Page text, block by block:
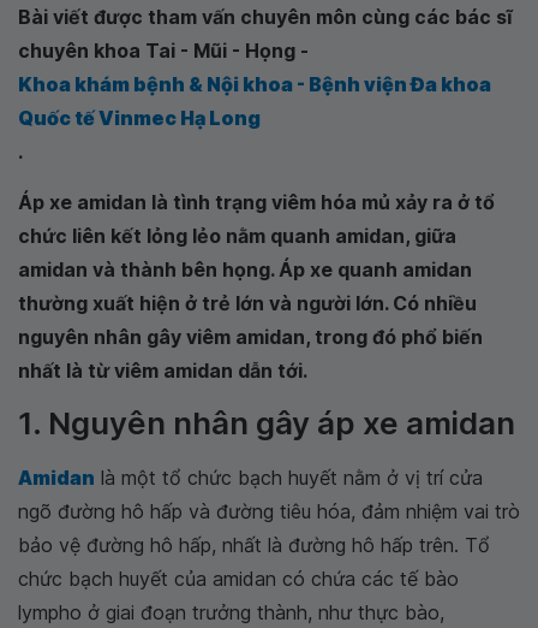
Bài viết được tham vấn chuyên môn cùng các bác sĩ
chuyên khoa Tai - Mũi - Họng -
Khoa khám bệnh & Nội khoa - Bệnh viện Đa khoa
Quốc tế Vinmec Hạ Long
.
Áp xe amidan là tình trạng viêm hóa mủ xảy ra ở tổ
chức liên kết lỏng lẻo nằm quanh amidan, giữa
amidan và thành bên họng. Áp xe quanh amidan
thường xuất hiện ở trẻ lớn và người lớn. Có nhiều
nguyên nhân gây viêm amidan, trong đó phổ biến
nhất là từ viêm amidan dẫn tới.
1. Nguyên nhân gây áp xe amidan
Amidan là một tổ chức bạch huyết nằm ở vị trí cửa
ngõ đường hô hấp và đường tiêu hóa, đảm nhiệm vai trò
bảo vệ đường hô hấp, nhất là đường hô hấp trên. Tổ
chức bạch huyết của amidan có chứa các tế bào
lympho ở giai đoạn trưởng thành, như thực bào,